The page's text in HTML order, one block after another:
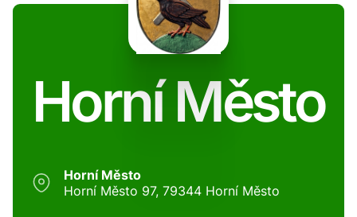
Horní Město
Horní Město
Horní Město 97, 79344 Horní Město